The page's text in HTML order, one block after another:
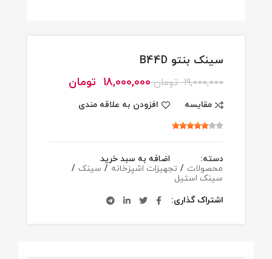
سینک بنتو B44D
19,000,000 تومان18,000,000 تومان
مقایسه افزودن به علاقه مندی
اضافه به سبد خرید
دسته:
محصولات / تجهیزات اشپزخانه / سینک /
سینک استیل
اشتراک گذاری